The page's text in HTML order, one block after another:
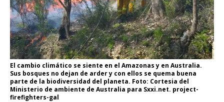
El cambio climático se siente en el Amazonas y en Australia.
Sus bosques no dejan de arder y con ellos se quema buena
parte de la biodiversidad del planeta. Foto: Cortesia del
Ministerio de ambiente de Australia para Sxxi.net. project-
firefighters-gal